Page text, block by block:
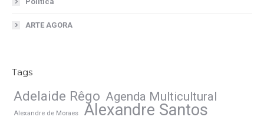
ARTE AGORA
Tags
Adelaide Rêgo Agenda Multicultural
Alexandre de Moraes Alexandre Santos